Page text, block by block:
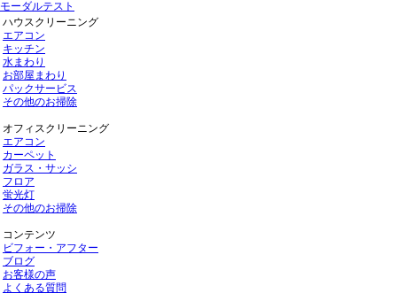
モーダルテスト
ハウスクリーニング
エアコン
キッチン
水まわり
お部屋まわり
パックサービス
その他のお掃除
オフィスクリーニング
エアコン
カーペット
ガラス・サッシ
フロア
蛍光灯
その他のお掃除
コンテンツ
ビフォー・アフター
ブログ
お客様の声
よくある質問